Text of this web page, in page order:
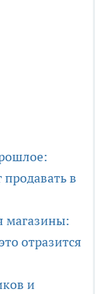
продавать в
магазины:
отразится
и